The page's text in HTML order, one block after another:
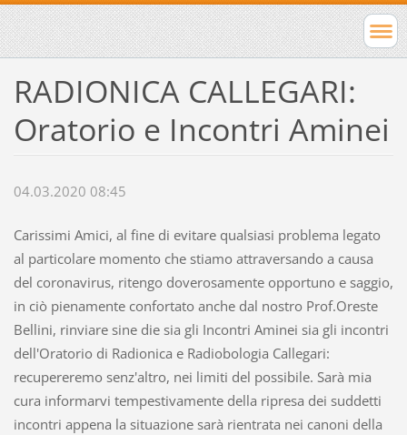
RADIONICA CALLEGARI:
Oratorio e Incontri Aminei
04.03.2020 08:45
Carissimi Amici, al fine di evitare qualsiasi problema legato
al particolare momento che stiamo attraversando a causa
del coronavirus, ritengo doverosamente opportuno e saggio,
in ciò pienamente confortato anche dal nostro Prof.Oreste
Bellini, rinviare sine die sia gli Incontri Aminei sia gli incontri
dell'Oratorio di Radionica e Radiobologia Callegari:
recupereremo senz'altro, nei limiti del possibile. Sarà mia
cura informarvi tempestivamente della ripresa dei suddetti
incontri appena la situazione sarà rientrata nei canoni della